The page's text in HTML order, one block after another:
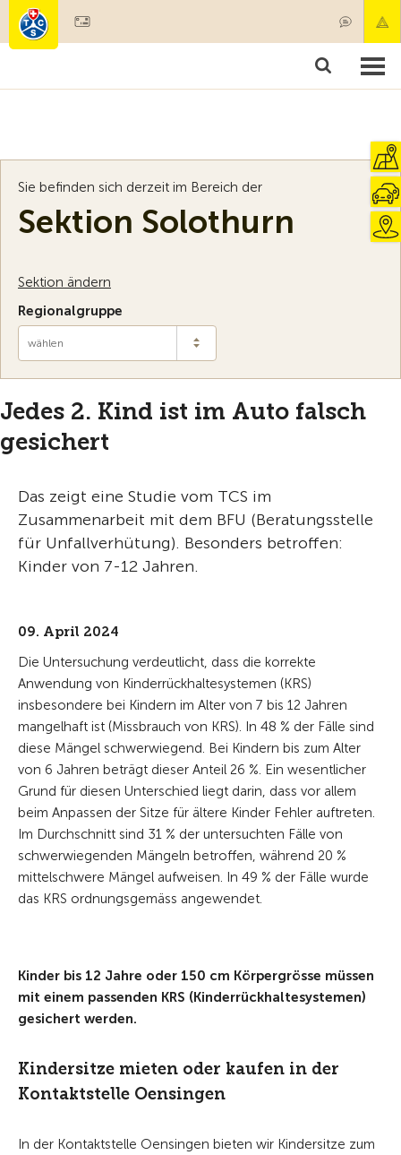
Mitgliedschaft & Leistungen
Sie befinden sich derzeit im Bereich der
Sektion Solothurn
Sektion ändern
Regionalgruppe
wählen
Jedes 2. Kind ist im Auto falsch
gesichert
Das zeigt eine Studie vom TCS im
Zusammenarbeit mit dem BFU (Beratungsstelle
für Unfallverhütung). Besonders betroffen:
Kinder von 7-12 Jahren.
09. April 2024
Die Untersuchung verdeutlicht, dass die korrekte
Anwendung von Kinderrückhaltesystemen (KRS)
insbesondere bei Kindern im Alter von 7 bis 12 Jahren
mangelhaft ist (Missbrauch von KRS). In 48 % der Fälle sind
diese Mängel schwerwiegend. Bei Kindern bis zum Alter
von 6 Jahren beträgt dieser Anteil 26 %. Ein wesentlicher
Grund für diesen Unterschied liegt darin, dass vor allem
beim Anpassen der Sitze für ältere Kinder Fehler auftreten.
Im Durchschnitt sind 31 % der untersuchten Fälle von
schwerwiegenden Mängeln betroffen, während 20 %
mittelschwere Mängel aufweisen. In 49 % der Fälle wurde
das KRS ordnungsgemäss angewendet.
Kinder bis 12 Jahre oder 150 cm Körpergrösse müssen
mit einem passenden KRS (Kinderrückhaltesystemen)
gesichert werden.
Kindersitze mieten oder kaufen in der
Kontaktstelle Oensingen
In der Kontaktstelle Oensingen bieten wir Kindersitze zum